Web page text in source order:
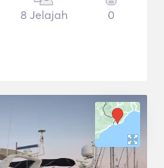
8 Jelajah 0